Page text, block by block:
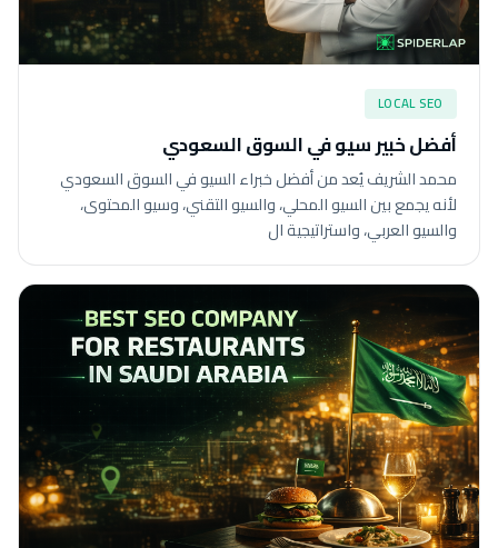
LOCAL SEO
أفضل خبير سيو في السوق السعودي
محمد الشريف يُعد من أفضل خبراء السيو في السوق السعودي
لأنه يجمع بين السيو المحلي، والسيو التقني، وسيو المحتوى،
والسيو العربي، واستراتيجية ال